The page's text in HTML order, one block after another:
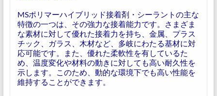
MSポリマーハイブリッド接着剤・シーラントの主な
特徴の一つは、その強力な接着能力です。さまざま
な素材に対して優れた接着力を持ち、金属、プラス
チック、ガラス、木材など、多岐にわたる基材に対
応可能です。また、優れた柔軟性を有しているた
め、温度変化や材料の動きに対しても高い耐久性を
示します。このため、動的な環境下でも高い性能を
維持することができます。